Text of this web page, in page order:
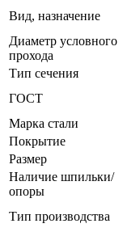
Вид, назначение
Диаметр условного
прохода
Тип сечения
ГОСТ
Марка стали
Покрытие
Размер
Наличие шпильки/
опоры
Тип производства